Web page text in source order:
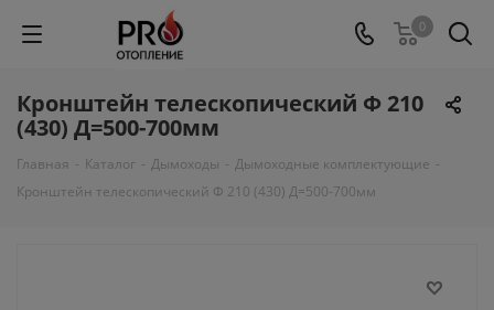
0
Кронштейн телескопический Ф 210
(430) Д=500-700мм
Главная - Каталог - Дымоходы - Дымоходные комплектующие -
Кронштейн телескопический Ф 210 (430) Д=500-700мм